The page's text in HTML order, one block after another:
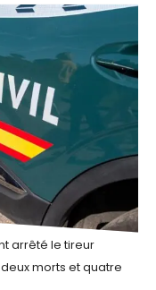
arrêté le tireur
morts et quatre